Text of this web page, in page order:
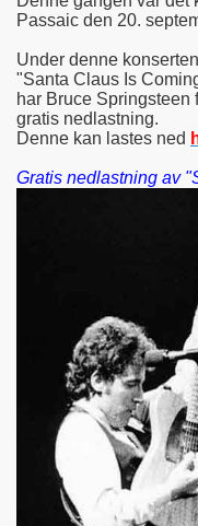
Passaic den 20.
Under denne
"Santa Claus Is
har Bruce Springsteen
gratis nedlastning.
Denne kan lastes ned
Gratis nedlastning av